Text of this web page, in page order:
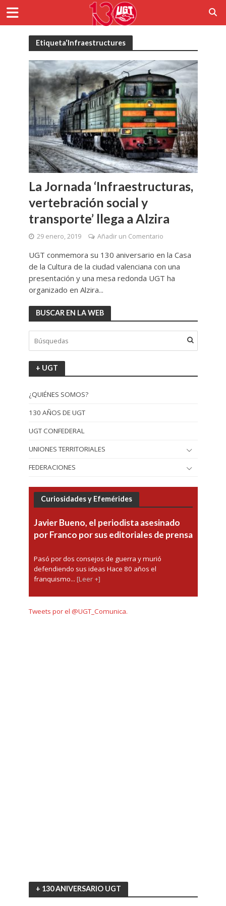
Etiqueta‘Infraestructures
La Jornada ‘Infraestructuras,
vertebración social y
transporte’ llega a Alzira
29 enero, 2019 Añadir un Comentario
UGT conmemora su 130 aniversario en la Casa
de la Cultura de la ciudad valenciana con una
presentación y una mesa redonda UGT ha
organizado en Alzira...
BUSCAR EN LA WEB
+ UGT
¿QUIÉNES SOMOS?
130 AÑOS DE UGT
UGT CONFEDERAL
UNIONES TERRITORIALES
FEDERACIONES
Curiosidades y Efemérides
Javier Bueno, el periodista asesinado
por Franco por sus editoriales de prensa
Pasó por dos consejos de guerra y murió
defendiendo sus ideas Hace 80 años el
franquismo... [Leer +]
Tweets por el @UGT_Comunica.
+ 130 ANIVERSARIO UGT